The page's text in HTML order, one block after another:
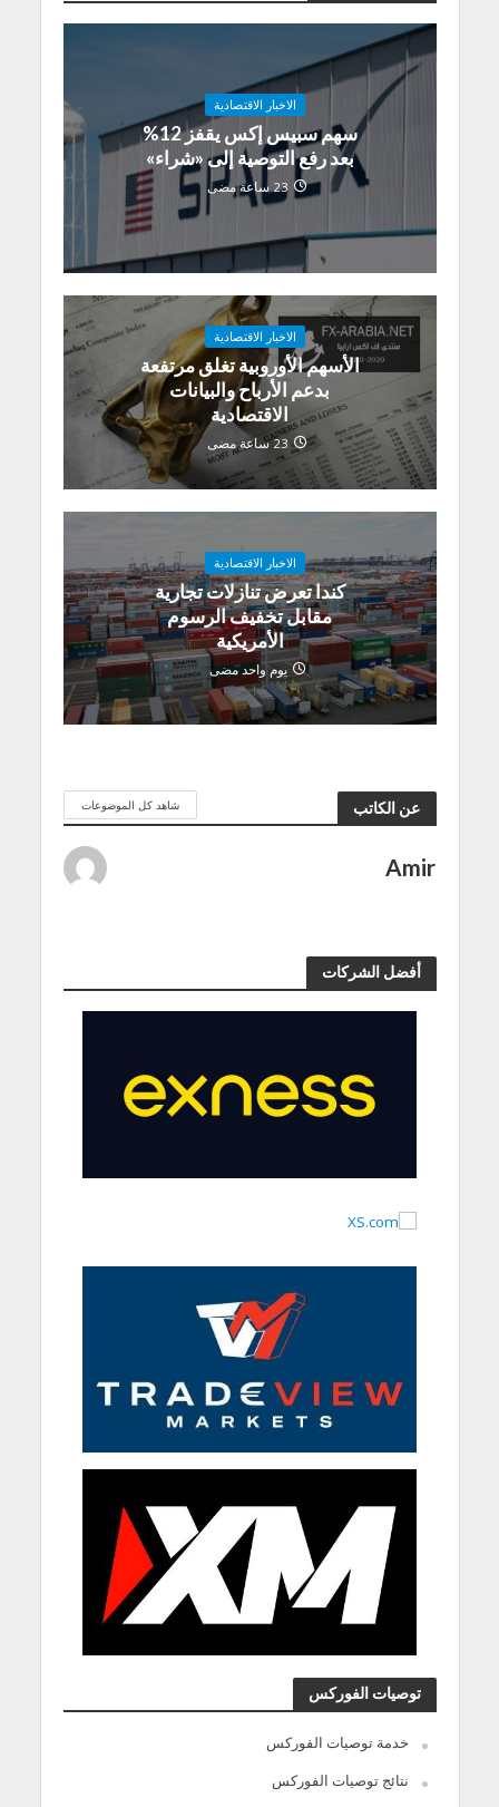
الاخبار الاقتصادية
سهم سبيس إكس يقفز 12%
بعد رفع التوصية إلى «شراء»
23 ساعة مضى
الاخبار الاقتصادية
الأسهم الأوروبية تغلق مرتفعة
بدعم الأرباح والبيانات
الاقتصادية
23 ساعة مضى
الاخبار الاقتصادية
كندا تعرض تنازلات تجارية
مقابل تخفيف الرسوم
الأمريكية
يوم واحد مضى
عن الكاتب شاهد كل الموضوعات
Amir
أفضل الشركات
توصيات الفوركس
خدمة توصيات الفوركس
نتائج توصيات الفوركس